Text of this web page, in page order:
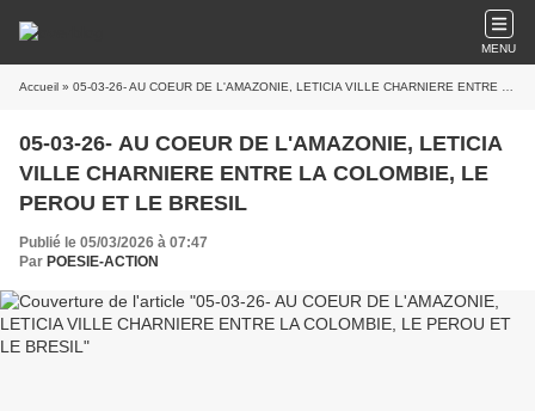
MENU
Accueil » 05-03-26- AU COEUR DE L'AMAZONIE, LETICIA VILLE CHARNIERE ENTRE LA COLOMBIE, LE PEROU ET LE BRESIL
05-03-26- AU COEUR DE L'AMAZONIE, LETICIA
VILLE CHARNIERE ENTRE LA COLOMBIE, LE
PEROU ET LE BRESIL
Publié le 05/03/2026 à 07:47
Par POESIE-ACTION